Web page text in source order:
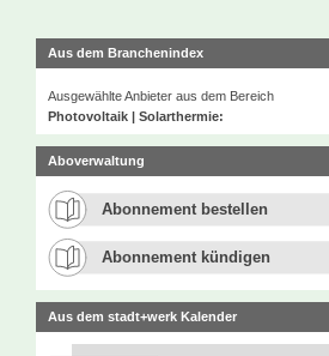
Aus dem Branchenindex
Ausgewählte Anbieter aus dem Bereich
Photovoltaik | Solarthermie:
Aboverwaltung
Abonnement bestellen
Abonnement kündigen
Aus dem stadt+werk Kalender